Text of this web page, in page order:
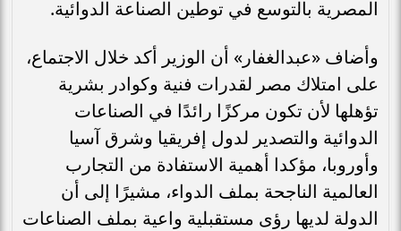
المصرية بالتوسع في توطين الصناعة الدوائية.
وأضاف «عبدالغفار» أن الوزير أكد خلال الاجتماع،
على امتلاك مصر لقدرات فنية وكوادر بشرية
تؤهلها لأن تكون مركزًا رائدًا في الصناعات
الدوائية والتصدير لدول إفريقيا وشرق آسيا
وأوروبا، مؤكدا أهمية الاستفادة من التجارب
العالمية الناجحة بملف الدواء، مشيرًا إلى أن
الدولة لديها رؤى مستقبلية واعية بملف الصناعات